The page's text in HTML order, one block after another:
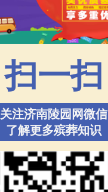
扫一扫
关注济南陵园网微信
了解更多殡葬知识